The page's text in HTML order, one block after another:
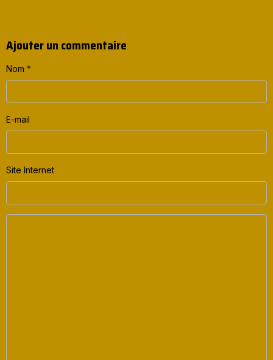
Ajouter un commentaire
Nom
E-mail
Site Internet